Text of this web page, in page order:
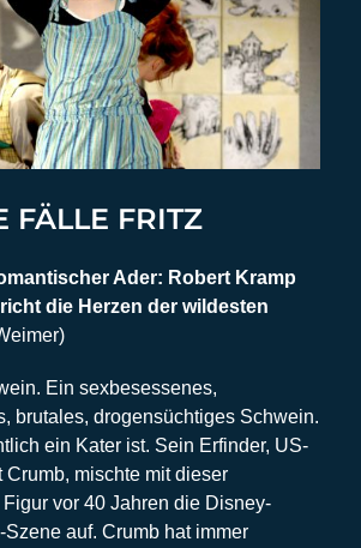
FÄLLE FRITZ
Ader: Robert Kramp
die Herzen der wildesten
Ein sexbesessenes,
brutales, drogensüchtiges Schwein.
ein Kater ist. Sein Erfinder, US-
mischte mit dieser
vor 40 Jahren die Disney-
auf. Crumb hat immer